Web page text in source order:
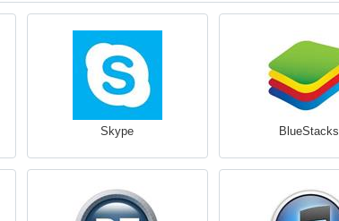
Skype BlueStacks